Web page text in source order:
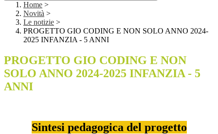
Home >
Novità >
Le notizie >
PROGETTO GIO CODING E NON SOLO ANNO 2024-
2025 INFANZIA - 5 ANNI
PROGETTO GIO CODING E NON
SOLO ANNO 2024-2025 INFANZIA - 5
ANNI
Sintesi pedagogica del progetto